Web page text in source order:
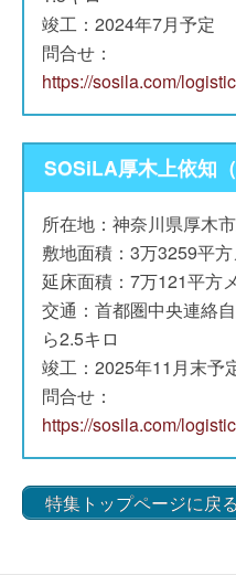
竣工：2024年7月予定
問合せ：
https://sosila.com/
SOSiLA厚⽊上依知
所在地：神奈川県厚⽊
敷地面積：3万3259平方
延床面積：7万121平方
交通：首都圏中央連絡
ら2.5キロ
竣工：2025年11月末予
問合せ：
https://sosila.com/
特集トップページに戻る